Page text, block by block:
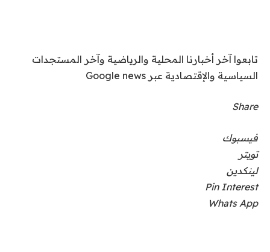
تابعوا آخر أخبارنا المحلية والرياضية وآخر المستجدات
السياسية والإقتصادية عبر Google news
Share
فيسبوك
تويتر
لينكدين
Pin Interest
Whats App